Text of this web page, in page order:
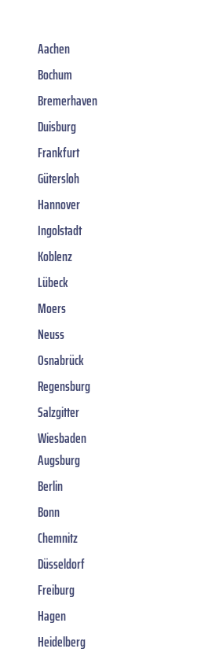
Aachen
Bochum
Bremerhaven
Duisburg
Frankfurt
Gütersloh
Hannover
Ingolstadt
Koblenz
Lübeck
Moers
Neuss
Osnabrück
Regensburg
Salzgitter
Wiesbaden
Augsburg
Berlin
Bonn
Chemnitz
Düsseldorf
Freiburg
Hagen
Heidelberg